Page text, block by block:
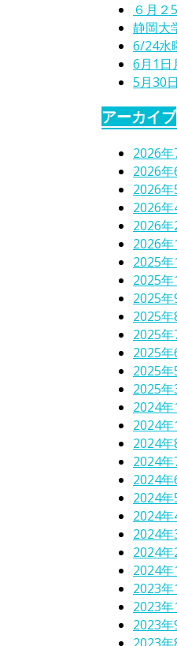
６月２
静岡大
6/24水
6月1日
5月30
アーカイブ
2026年
2026年
2026年
2026年
2026年
2026年
2025年
2025年
2025年
2025年
2025年
2025年
2025年
2025年
2024年
2024年
2024年
2024年
2024年
2024年
2024年
2024年
2024年
2024年
2023年
2023年
2023年
2023年